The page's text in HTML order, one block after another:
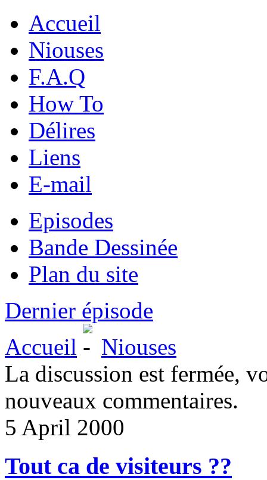
Accueil
Niouses
F.A.Q
How To
Délires
Liens
E-mail
Episodes
Bande Dessinée
Plan du site
Dernier épisode
Accueil
Niouses
La discussion est fermée,
nouveaux commentaires.
5 April 2000
Tout ca de visiteurs ??